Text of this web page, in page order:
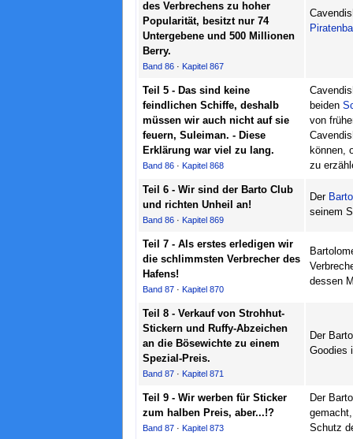
des Verbrechens zu hoher
Popularität, besitzt nur 74
Untergebene und 500 Millionen
Berry.
Band 86· Kapitel 867
Teil 5 - Das sind keine
feindlichen Schiffe, deshalb
müssen wir auch nicht auf sie
feuern, Suleiman. - Diese
Erklärung war viel zu lang.
Band 86· Kapitel 868
beiden
von
können,
zu
Teil 6 - Wir sind der Barto Club
und richten Unheil an!
Band 86· Kapitel 869
Der
seinem
Teil 7 - Als erstes erledigen wir
die schlimmsten Verbrecher des
Hafens!
Band 87· Kapitel 870
dessen
Teil 8 - Verkauf von Strohhut-
Stickern und Ruffy-Abzeichen
an die Bösewichte zu einem
Spezial-Preis.
Band 87· Kapitel 871
Der
Goodies
Teil 9 - Wir werben für Sticker
zum halben Preis, aber...!?
Band 87· Kapitel 873
Der
Schutz